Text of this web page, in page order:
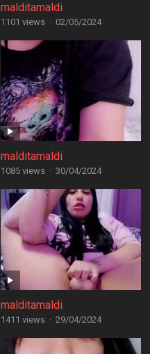
malditamaldi
1101 views · 02/05/2024
malditamaldi
1085 views · 30/04/2024
malditamaldi
1411 views · 29/04/2024